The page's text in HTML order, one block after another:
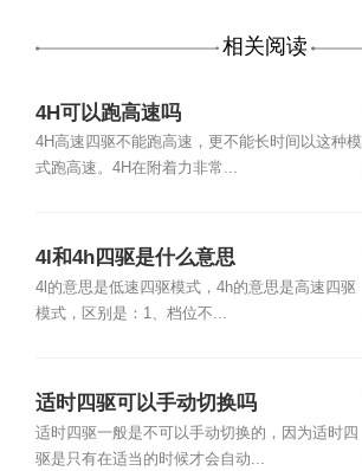
相关阅读
4H可以跑高速吗
4H高速四驱不能跑高速，更不能长时间以这种模
式跑高速。4H在附着力非常...
4l和4h四驱是什么意思
4l的意思是低速四驱模式，4h的意思是高速四驱
模式，区别是：1、档位不...
适时四驱可以手动切换吗
适时四驱一般是不可以手动切换的，因为适时四
驱是只有在适当的时候才会自动...